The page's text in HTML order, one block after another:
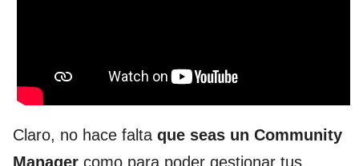
Claro, no hace falta que seas un Community
Manager como para poder gestionar tus